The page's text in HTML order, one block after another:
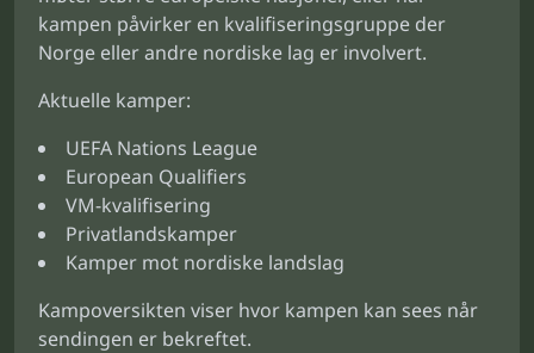
kampen påvirker en kvalifiseringsgruppe der
Norge eller andre nordiske lag er involvert.
Aktuelle kamper:
UEFA Nations League
European Qualifiers
VM-kvalifisering
Privatlandskamper
Kamper mot nordiske landslag
Kampoversikten viser hvor kampen kan sees når
sendingen er bekreftet.